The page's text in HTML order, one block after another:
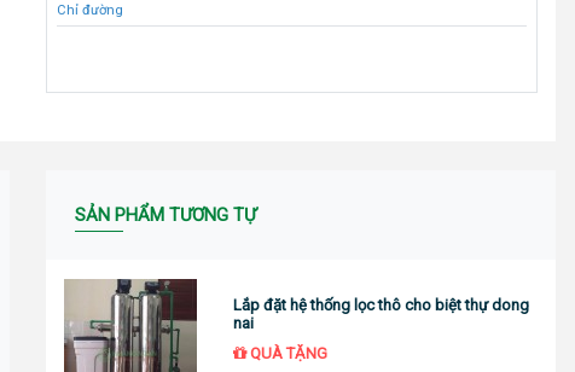
Chỉ đường
SẢN PHẨM TƯƠNG TỰ
Lắp đặt hệ thống lọc thô cho biệt thự dong
nai
QUÀ TẶNG